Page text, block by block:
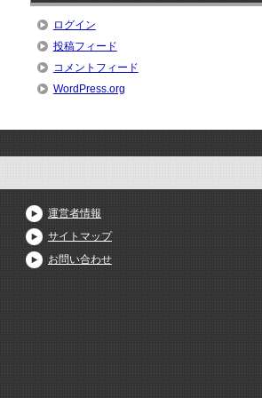
ログイン
投稿フィード
コメントフィード
WordPress.org
運営者情報
サイトマップ
お問い合わせ